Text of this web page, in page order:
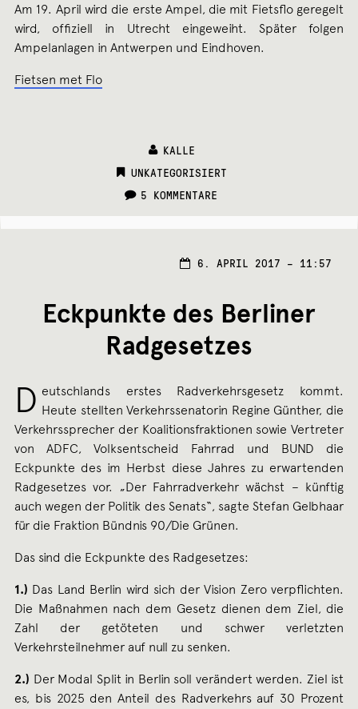
Am 19. April wird die erste Ampel, die mit Fietsflo geregelt
wird, offiziell in Utrecht eingeweiht. Später folgen
Ampelanlagen in Antwerpen und Eindhoven.
Fietsen met Flo
KALLE
CATEGORIES:
UNKATEGORISIERT
5 KOMMENTARE
6. APRIL 2017 – 11:57
Eckpunkte des Berliner
Radgesetzes
D eutschlands erstes Radverkehrsgesetz kommt.
Heute stellten Verkehrssenatorin Regine Günther, die
Verkehrssprecher der Koalitionsfraktionen sowie Vertreter
von ADFC, Volksentscheid Fahrrad und BUND die
Eckpunkte des im Herbst diese Jahres zu erwartenden
Radgesetzes vor. „Der Fahrradverkehr wächst – künftig
auch wegen der Politik des Senats“, sagte Stefan Gelbhaar
für die Fraktion Bündnis 90/Die Grünen.
Das sind die Eckpunkte des Radgesetzes:
1.) Das Land Berlin wird sich der Vision Zero verpflichten.
Die Maßnahmen nach dem Gesetz dienen dem Ziel, die
Zahl der getöteten und schwer verletzten
Verkehrsteilnehmer auf null zu senken.
2.) Der Modal Split in Berlin soll verändert werden. Ziel ist
es, bis 2025 den Anteil des Radverkehrs auf 30 Prozent